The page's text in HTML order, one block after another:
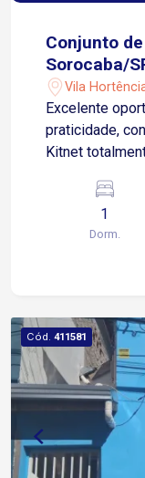
Conjunto
Sorocaba/
Vila
Excelente
praticidade,
Kitnet
Cooktop por
funcional e aconchegante
ao centro,
e agende uma visita!
Kitnets* - 8
central) Investimento: R$ 1.300.000,00 Renda
mensal: R$ 10.950 Lucro: R$ 9.950/
das despesas) ROI: 0,83% ao mês (10% ao ano)
Kitnets
1
Dorm.
Cód. 411581